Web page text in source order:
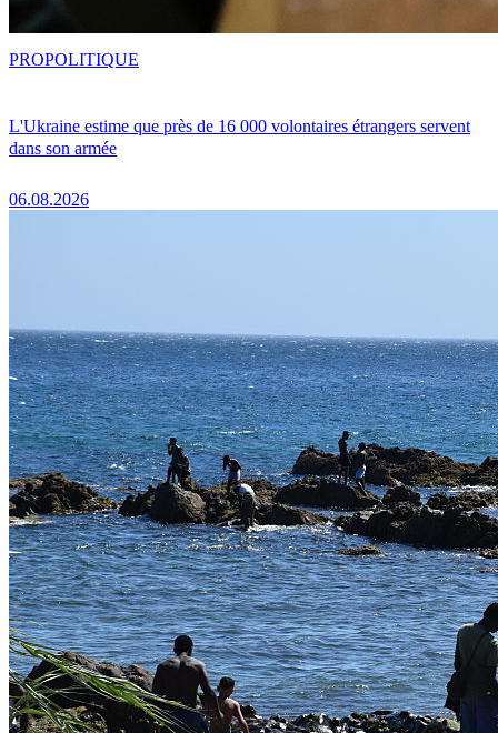
L'Ukraine estime que près de 16 000 volontaires étrangers servent
dans son armée
06.08.2026
PROPOLITIQUE